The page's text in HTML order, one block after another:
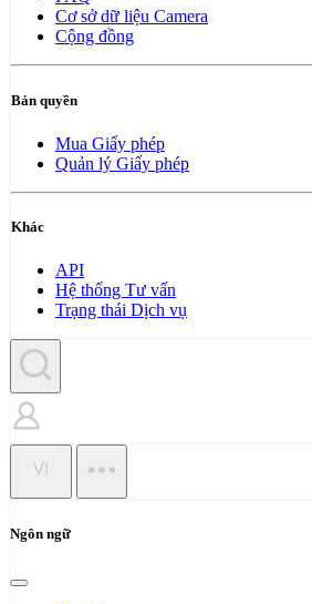
Cơ sở dữ liệu Camera
Cộng đồng
Bản quyền
Mua Giấy phép
Quản lý Giấy phép
Khác
API
Hệ thống Tư vấn
Trạng thái Dịch vụ
VI
Ngôn ngữ